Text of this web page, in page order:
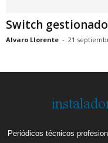
Switch
Alvaro Llorente - 21
Periódicos técnicos